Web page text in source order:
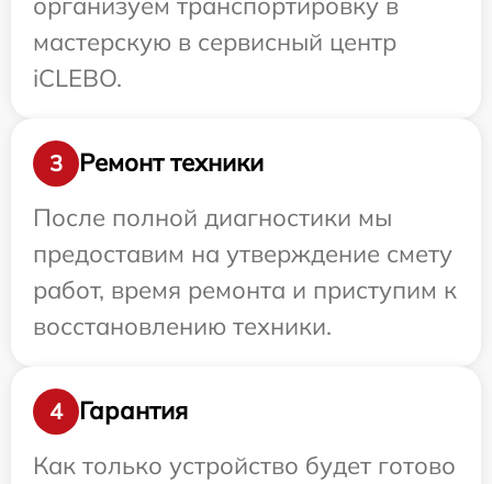
мастерскую в сервисный центр
iCLEBO.
3
Ремонт техники
После полной диагностики мы
предоставим на утверждение смету
работ, время ремонта и приступим к
восстановлению техники.
4
Гарантия
Как только устройство будет готово